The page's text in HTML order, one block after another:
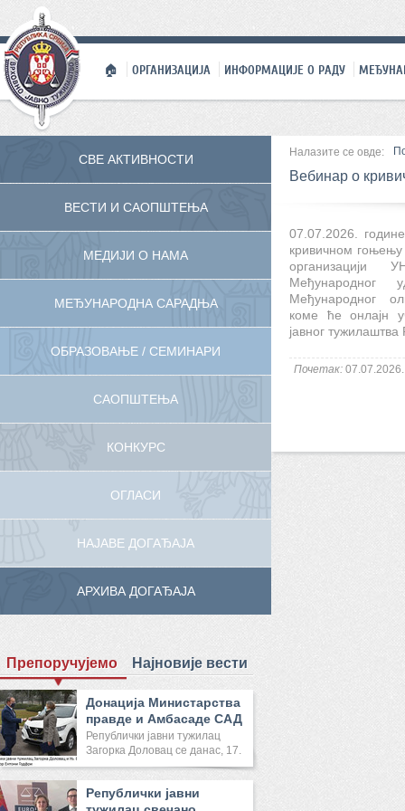
🏠 ОРГАНИЗАЦИЈА ИНФОРМАЦИЈЕ О РАДУ
Налазите се овде:
Вебинар о
07.07.2026.
кривичном
Међународног
Међународног
коме ће онлајн
јавног
Почетак:
СВЕ АКТИВНОСТИ
ВЕСТИ И САОПШТЕЊА
МЕДИЈИ О НАМА
МЕЂУНАРОДНА САРАДЊА
ОБРАЗОВАЊЕ / СЕМИНАРИ
САОПШТЕЊА
КОНКУРС
ОГЛАСИ
НАЈАВЕ ДОГАЂАЈА
АРХИВА ДОГАЂАЈА
Препоручујемо Најновије вести
Донација Министарства
правде и Амбасаде САД
Реп...
Републички јавни тужилац
Загорка Доловац се данас, 17.
...
Републички јавни